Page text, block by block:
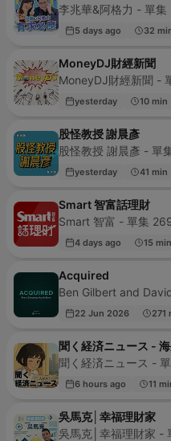
李兆華&阿格力 - 單集
5 days ago 32
MoneyDJ財經新聞
MoneyDJ財經新聞 -
yesterday 10 min
股怪教授 謝晨彥
股怪教授 謝晨彥 - 單
yesterday 41 min
Smart 智富話理財
Smart 智富 - 單集
4 days ago 15 min
Acquired
Ben Gilbert and
22 Jun 2026 271
聞く経済ニュース -
聞く経済ニュース -
6 hours ago 11
吳馬克│幸福理財家
吳馬克│幸福理財家 -